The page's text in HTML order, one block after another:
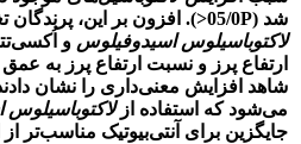
شد (05/0P<). افزون بر این، پرندگان تغذیه شده با جیره‌های حاوی
لاکتوباسیلوس اسیدوفیلوس و
ارتفاع پرز و نسبت ارتفاع پرز به
می‌شود که استفاده از
جایگزین برای آنتی‌بیوتیک